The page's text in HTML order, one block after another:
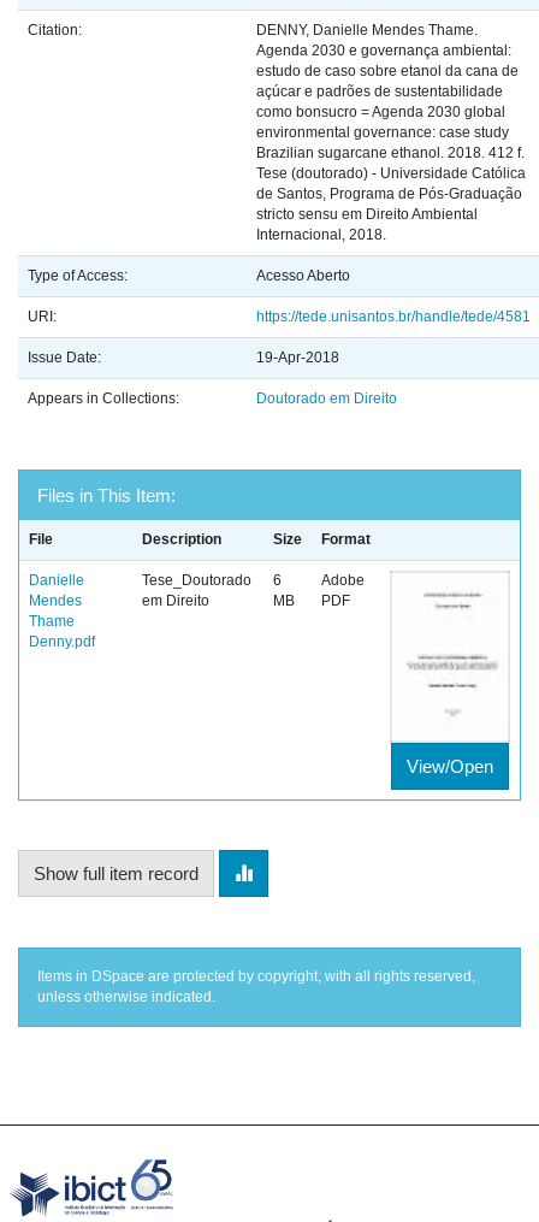
Citation:
DENNY, Danielle Mendes Thame.
Agenda 2030 e governança ambiental:
estudo de caso sobre etanol da cana de
açúcar e padrões de sustentabilidade
como bonsucro = Agenda 2030 global
environmental governance: case study
Brazilian sugarcane ethanol. 2018. 412 f.
Tese (doutorado) - Universidade Católica
de Santos, Programa de Pós-Graduação
stricto sensu em Direito Ambiental
Internacional, 2018.
Type of Access: Acesso Aberto
URI: https://tede.unisantos.br/handle/tede/4581
Issue Date: 19-Apr-2018
Appears in Collections: Doutorado em Direito
Files in This Item:
File Description Size Format
Danielle
Mendes
Thame
Denny.pdf
Tese_Doutorado
em Direito
6
MB
Adobe
PDF
View/Open
Show full item record
Items in DSpace are protected by copyright, with all rights reserved,
unless otherwise indicated.